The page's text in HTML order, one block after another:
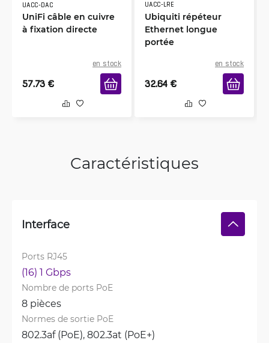
UACC-DAC
UniFi câble en cuivre
à fixation directe
en stock
57.73 €
UACC-LRE
Ubiquiti répéteur
Ethernet longue
portée
en stock
32.64 €
Caractéristiques
Interface
Ports RJ45
(16) 1 Gbps
Nombre de ports PoE
8 pièces
Normes de sortie PoE
802.3af (PoE), 802.3at (PoE+)